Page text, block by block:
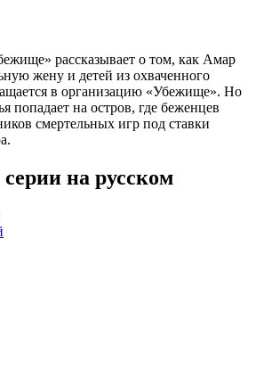
рассказывает о том, как Амар
жену и детей из охваченного
в организацию «Убежище». Но
попадает на остров, где беженцев
смертельных игр под ставки
на русском